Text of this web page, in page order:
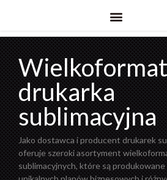
drukarka
sublimacyjna
Jako dostawca i producent drukarek
oferuje szeroki asortyment
sublimacyjnych, które są